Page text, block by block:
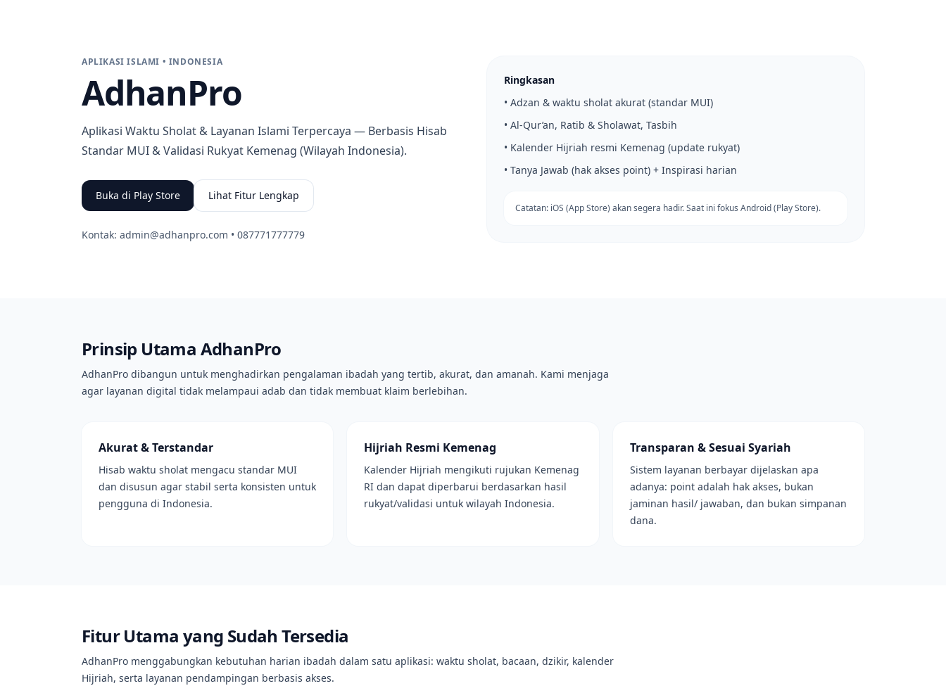
APLIKASI ISLAMI • INDONESIA
AdhanPro
Aplikasi Waktu Sholat & Layanan Islami Terpercaya — Berbasis Hisab
Standar MUI & Validasi Rukyat Kemenag (Wilayah Indonesia).
Buka di Play Store Lihat Fitur Lengkap
Kontak: admin@adhanpro.com • 087771777779
Ringkasan
• Adzan & waktu sholat akurat (standar MUI)
• Al-Qur’an, Ratib & Sholawat, Tasbih
• Kalender Hijriah resmi Kemenag (update rukyat)
• Tanya Jawab (hak akses point) + Inspirasi harian
Catatan: iOS (App Store) akan segera hadir. Saat ini fokus Android (Play Store).
Prinsip Utama AdhanPro
AdhanPro dibangun untuk menghadirkan pengalaman ibadah yang tertib, akurat, dan amanah. Kami menjaga
agar layanan digital tidak melampaui adab dan tidak membuat klaim berlebihan.
Akurat & Terstandar
Hisab waktu sholat mengacu standar MUI
dan disusun agar stabil serta konsisten untuk
pengguna di Indonesia.
Hijriah Resmi Kemenag
Kalender Hijriah mengikuti rujukan Kemenag
RI dan dapat diperbarui berdasarkan hasil
rukyat/validasi untuk wilayah Indonesia.
Transparan & Sesuai Syariah
Sistem layanan berbayar dijelaskan apa
adanya: point adalah hak akses, bukan
jaminan hasil/ jawaban, dan bukan simpanan
dana.
Fitur Utama yang Sudah Tersedia
AdhanPro menggabungkan kebutuhan harian ibadah dalam satu aplikasi: waktu sholat, bacaan, dzikir, kalender
Hijriah, serta layanan pendampingan berbasis akses.